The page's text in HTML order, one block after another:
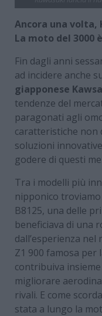
Ancora una
La moto del 3000
Fin dagli anni
ad incidere anche
giapponese
tendenze del
paragonati agli
caratteristiche
soluzioni
godere di questi
Tra i modelli più
nipponico
B8125, una delle
beneficiava di una
dall’esperienza nel
Z1 900 famosa per
contribuiva
migliorare
rivali. E come
stata a lungo la